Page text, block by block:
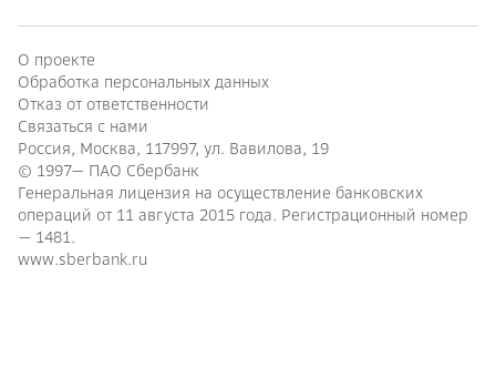
О проекте
Обработка персональных данных
Отказ от ответственности
Связаться с нами
Россия, Москва, 117997, ул. Вавилова, 19
© 1997— ПАО Сбербанк
Генеральная лицензия на осуществление банковских
операций от 11 августа 2015 года. Регистрационный номер
— 1481.
www.sberbank.ru